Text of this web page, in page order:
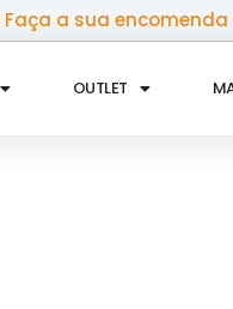
Faça a sua
OUTLET